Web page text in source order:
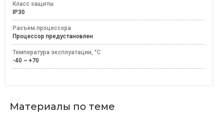
Класс защиты
IP30
Разъем процессора
Процессор предустановлен
Температура эксплуатации, °C
-40 ~ +70
Материалы по теме